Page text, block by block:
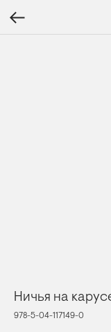
Ничья на
978-5-04-117149-0